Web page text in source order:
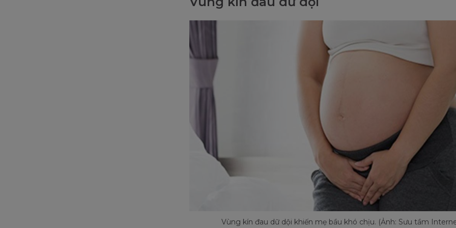
Vùng kín đau dữ dội khiến mẹ bầu khó chịu. (Ảnh: Sưu tầm